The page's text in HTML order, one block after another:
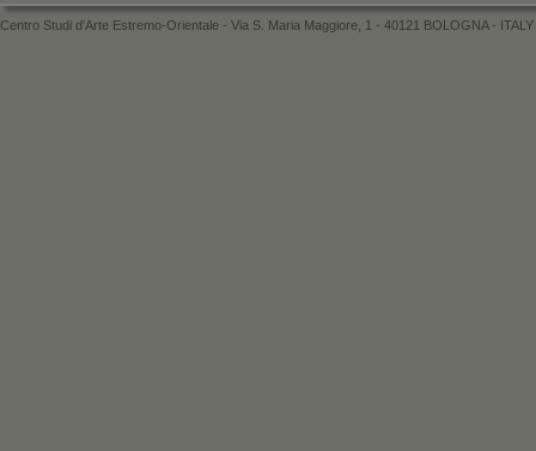
Centro Studi d'Arte Estremo-Orientale - Via S. Maria Maggiore, 1 - 40121 BOLOGNA -